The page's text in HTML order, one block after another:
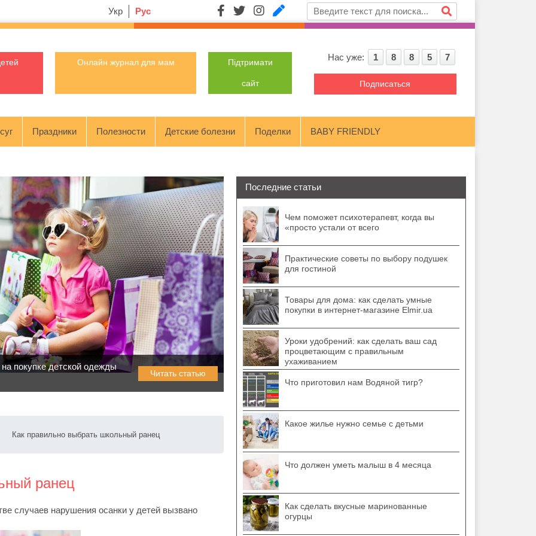
Укр Рус
Онлайн журнал для мам Підтримати
сайт
Нас уже: 1 8 8 5 7
Подписаться
Праздники Полезности Детские болезни Поделки BABY FRIENDLY
покупке детской одежды
Читать статью
Как правильно выбрать школьный ранец
ранец
случаев нарушения осанки у детей вызвано
Последние статьи
Чем поможет психотерапевт, когда вы
«просто устали от всего
Практические советы по выбору подушек
для гостиной
Товары для дома: как сделать умные
покупки в интернет-магазине Elmir.ua
Уроки удобрений: как сделать ваш сад
процветающим с правильным
ухаживанием
Что приготовил нам Водяной тигр?
Какое жилье нужно семье с детьми
Что должен уметь малыш в 4 месяца
Как сделать вкусные маринованные
огурцы